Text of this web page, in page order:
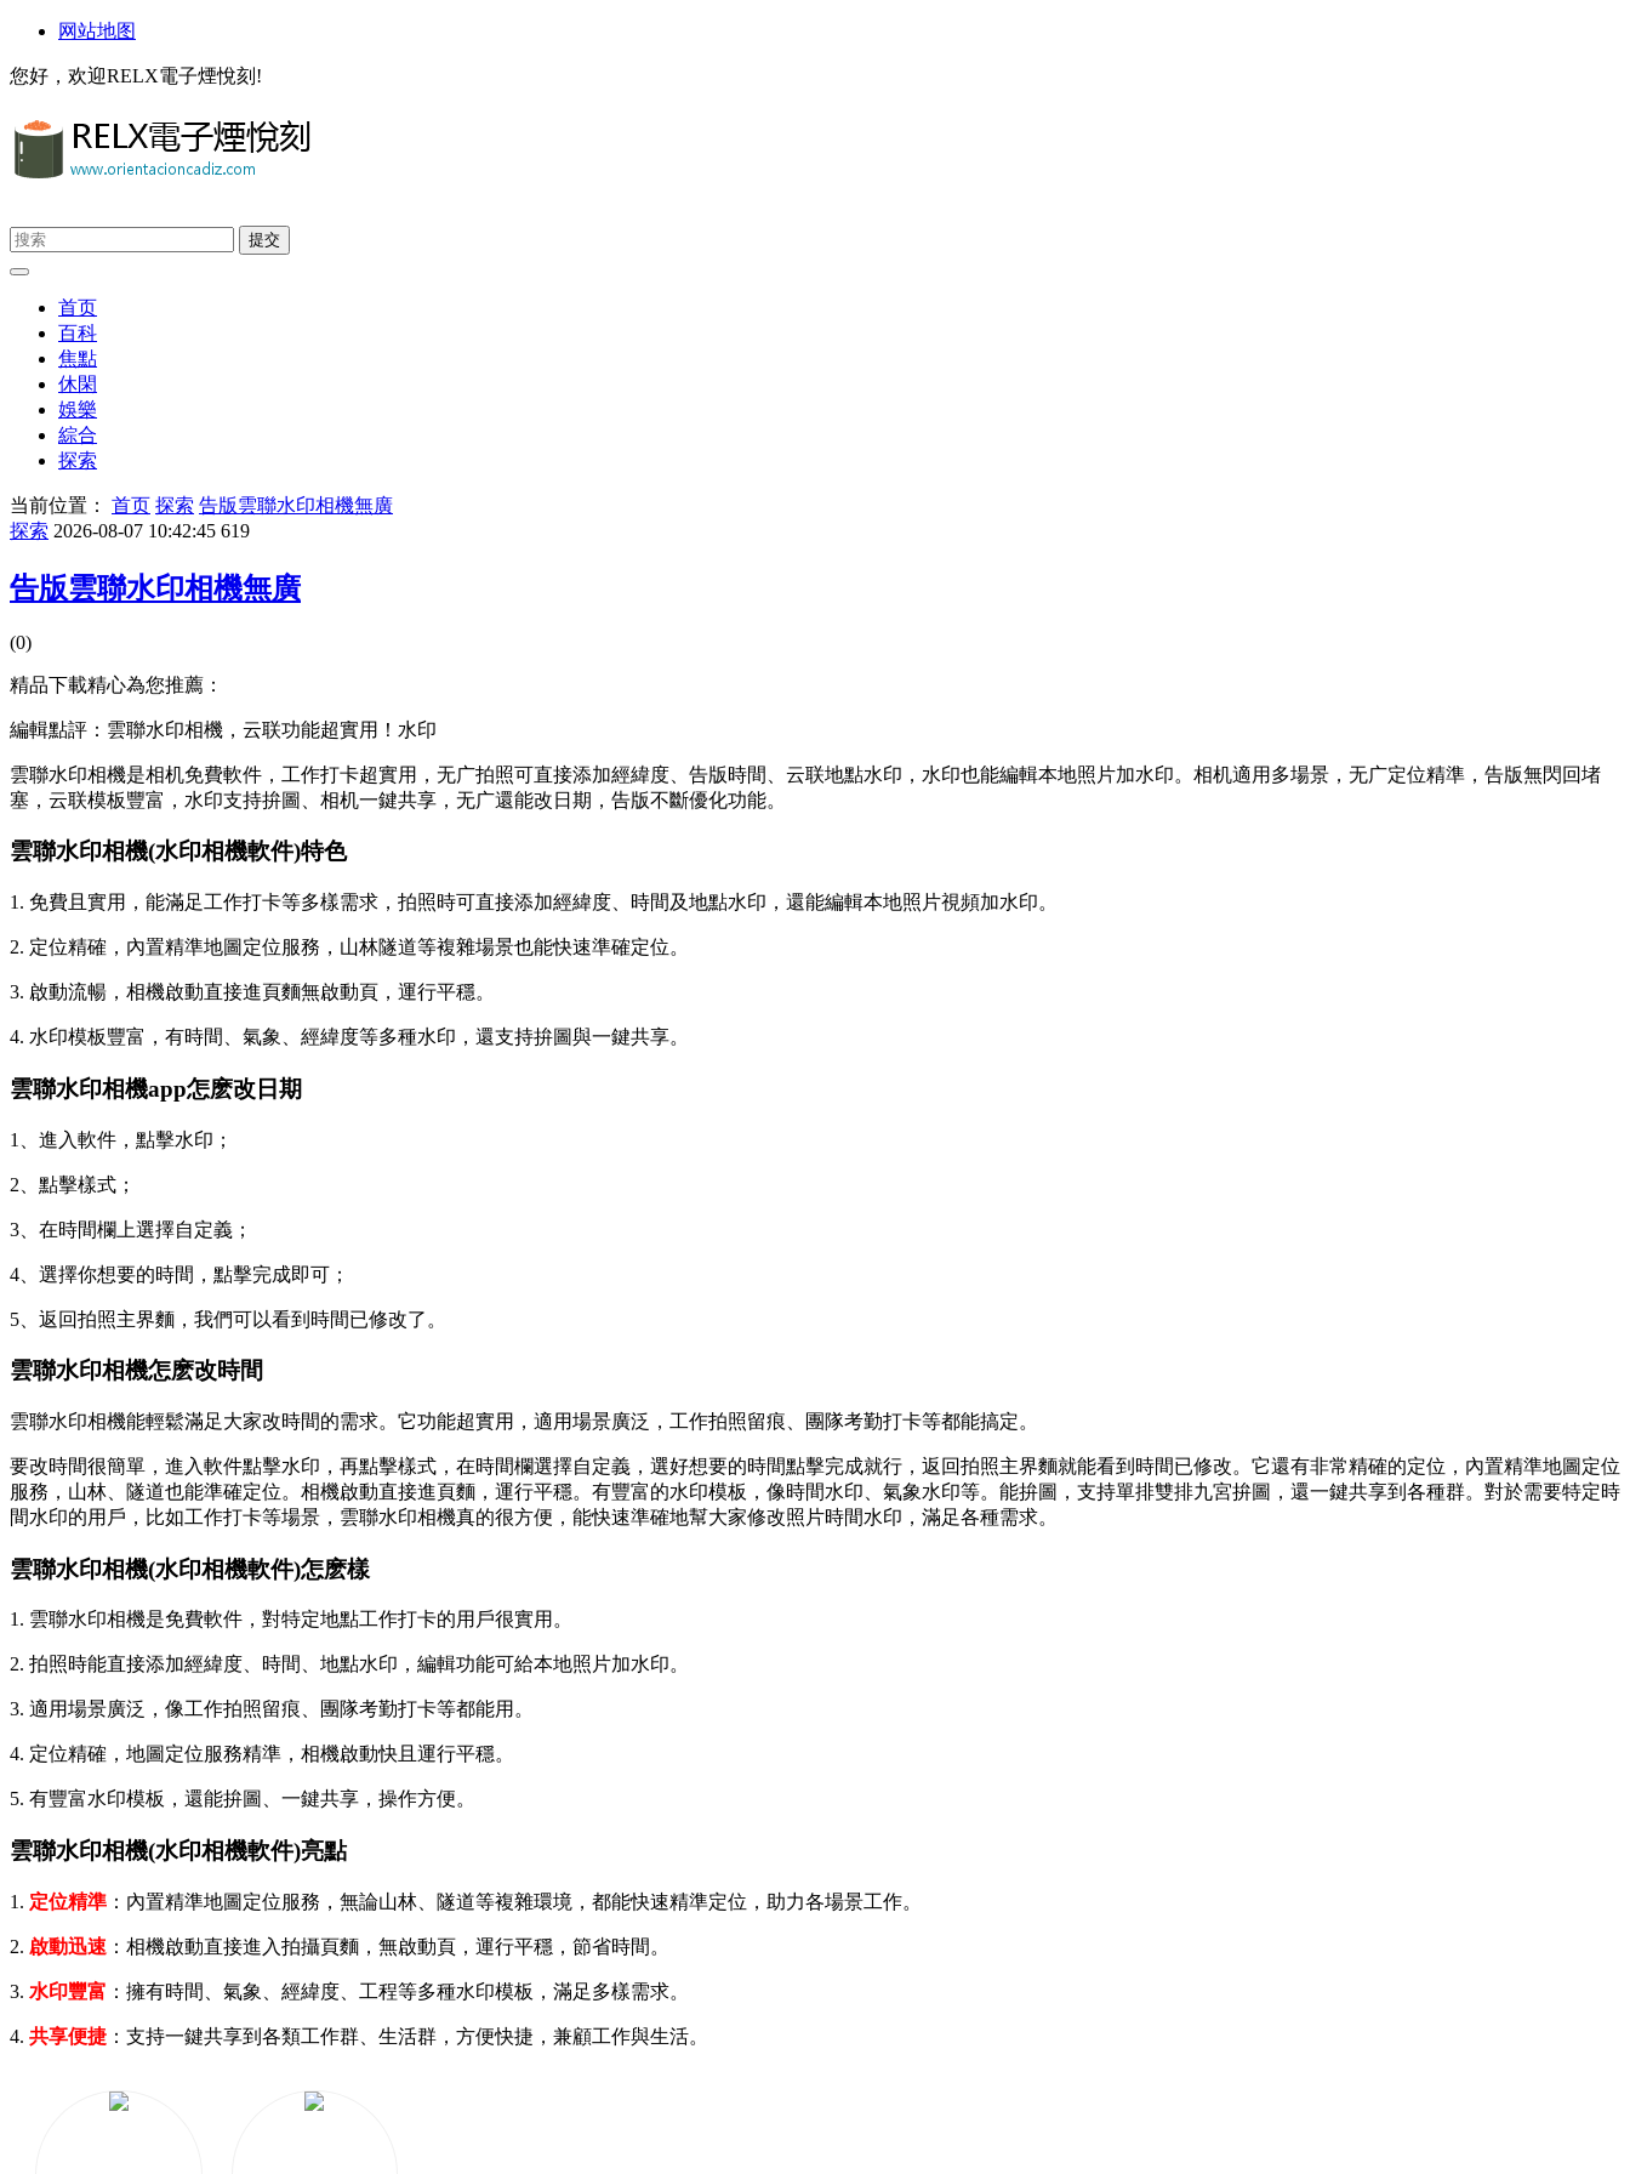
网站地图
您好，欢迎RELX電子煙悅刻!
首页
百科
焦點
休閑
娛樂
綜合
探索
当前位置： 首页 探索 告版雲聯水印相機無廣
探索 2026-08-07 10:42:45 619
告版雲聯水印相機無廣
(0)
精品下載精心為您推薦：
編輯點評：雲聯水印相機，云联功能超實用！水印
雲聯水印相機是相机免費軟件，工作打卡超實用，无广拍照可直接添加經緯度、告版時間、云联地點水印，水印也能編輯本地照片加水印。相机適用多場景，无广定位精準，告版無閃回堵
塞，云联模板豐富，水印支持拚圖、相机一鍵共享，无广還能改日期，告版不斷優化功能。
雲聯水印相機(水印相機軟件)特色
1. 免費且實用，能滿足工作打卡等多樣需求，拍照時可直接添加經緯度、時間及地點水印，還能編輯本地照片視頻加水印。
2. 定位精確，內置精準地圖定位服務，山林隧道等複雜場景也能快速準確定位。
3. 啟動流暢，相機啟動直接進頁麵無啟動頁，運行平穩。
4. 水印模板豐富，有時間、氣象、經緯度等多種水印，還支持拚圖與一鍵共享。
雲聯水印相機app怎麽改日期
1、進入軟件，點擊水印；
2、點擊樣式；
3、在時間欄上選擇自定義；
4、選擇你想要的時間，點擊完成即可；
5、返回拍照主界麵，我們可以看到時間已修改了。
雲聯水印相機怎麽改時間
雲聯水印相機能輕鬆滿足大家改時間的需求。它功能超實用，適用場景廣泛，工作拍照留痕、團隊考勤打卡等都能搞定。
要改時間很簡單，進入軟件點擊水印，再點擊樣式，在時間欄選擇自定義，選好想要的時間點擊完成就行，返回拍照主界麵就能看到時間已修改。它還有非常精確的定位，內置精準地圖定位
服務，山林、隧道也能準確定位。相機啟動直接進頁麵，運行平穩。有豐富的水印模板，像時間水印、氣象水印等。能拚圖，支持單排雙排九宮拚圖，還一鍵共享到各種群。對於需要特定時
間水印的用戶，比如工作打卡等場景，雲聯水印相機真的很方便，能快速準確地幫大家修改照片時間水印，滿足各種需求。
雲聯水印相機(水印相機軟件)怎麽樣
1. 雲聯水印相機是免費軟件，對特定地點工作打卡的用戶很實用。
2. 拍照時能直接添加經緯度、時間、地點水印，編輯功能可給本地照片加水印。
3. 適用場景廣泛，像工作拍照留痕、團隊考勤打卡等都能用。
4. 定位精確，地圖定位服務精準，相機啟動快且運行平穩。
5. 有豐富水印模板，還能拚圖、一鍵共享，操作方便。
雲聯水印相機(水印相機軟件)亮點
1. 定位精準 ：內置精準地圖定位服務，無論山林、隧道等複雜環境，都能快速精準定位，助力各場景工作。
2. 啟動迅速 ：相機啟動直接進入拍攝頁麵，無啟動頁，運行平穩，節省時間。
3. 水印豐富 ：擁有時間、氣象、經緯度、工程等多種水印模板，滿足多樣需求。
4. 共享便捷 ：支持一鍵共享到各類工作群、生活群，方便快捷，兼顧工作與生活。